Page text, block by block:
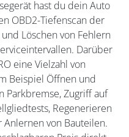
hast du dein Auto
OBD2-Tiefenscan der
Löschen von Fehlern
Darüber
eine Vielzahl von
Beispiel Öffnen und
Parkbremse, Zugriff auf
Regenerieren
von Bauteilen.